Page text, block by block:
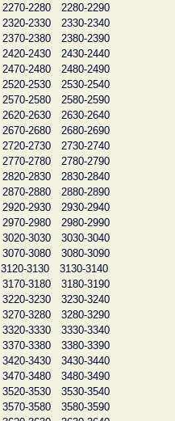
2270-2280
2280-2290
2320-2330
2330-2340
2370-2380
2380-2390
2420-2430
2430-2440
2470-2480
2480-2490
2520-2530
2530-2540
2570-2580
2580-2590
2620-2630
2630-2640
2670-2680
2680-2690
2720-2730
2730-2740
2770-2780
2780-2790
2820-2830
2830-2840
2870-2880
2880-2890
2920-2930
2930-2940
2970-2980
2980-2990
3020-3030
3030-3040
3070-3080
3080-3090
3120-3130
3130-3140
3170-3180
3180-3190
3220-3230
3230-3240
3270-3280
3280-3290
3320-3330
3330-3340
3370-3380
3380-3390
3420-3430
3430-3440
3470-3480
3480-3490
3520-3530
3530-3540
3570-3580
3580-3590